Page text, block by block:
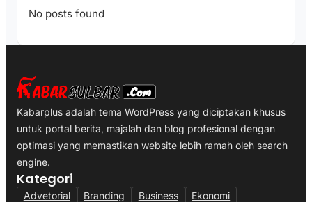
No posts found
Kabarplus adalah tema WordPress yang diciptakan khusus
untuk portal berita, majalah dan blog profesional dengan
optimasi yang memastikan website lebih ramah oleh search
engine.
Kategori
Advetorial Branding Business
Ekonomi